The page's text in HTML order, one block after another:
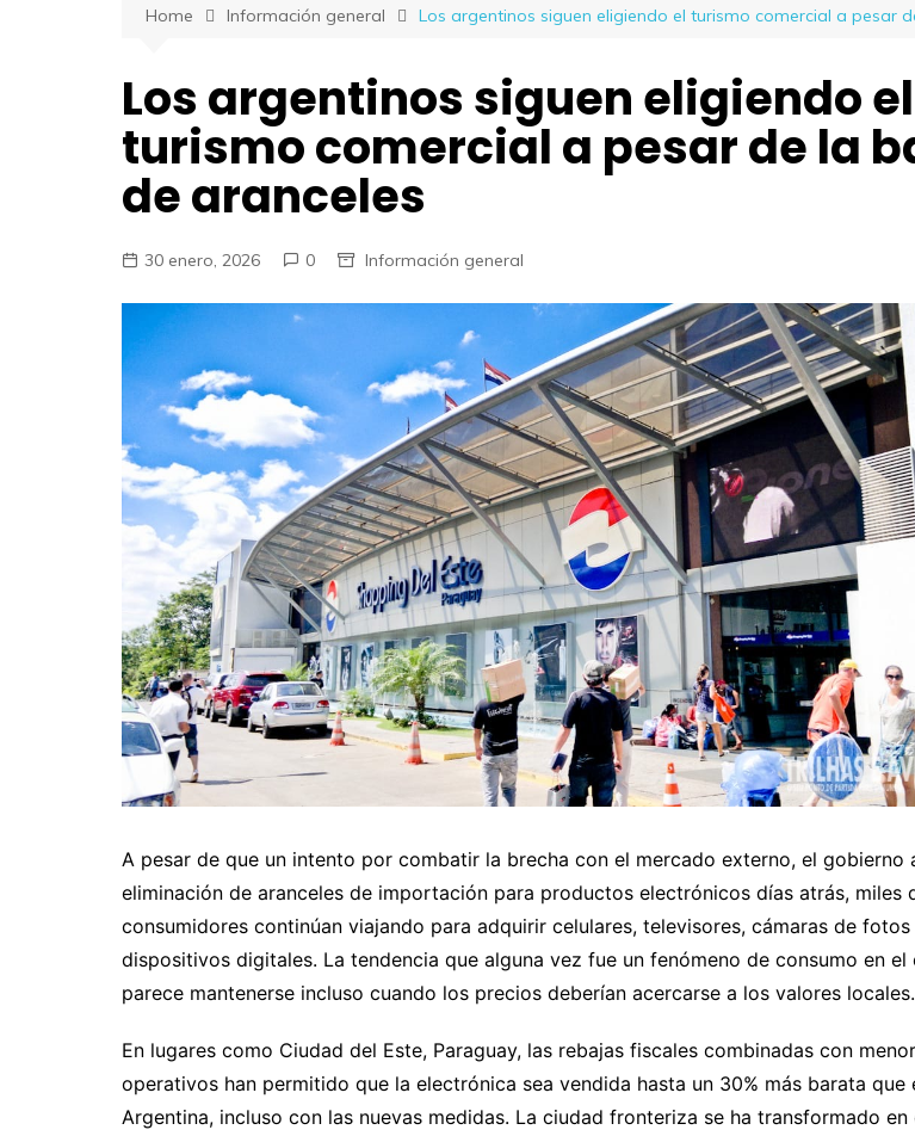
Home Información general Los argentinos siguen eligiendo el turismo comercial a pesar
Los argentinos siguen eligiendo el
turismo comercial a pesar de la
de aranceles
30 enero, 2026 0 Información general
​A pesar de que un intento por combatir la brecha con el mercado externo, el gobierno
eliminación de aranceles de importación para productos electrónicos días atrás, miles
consumidores continúan viajando para adquirir celulares, televisores, cámaras de
dispositivos digitales. La tendencia que alguna vez fue un fenómeno de consumo en el
parece mantenerse incluso cuando los precios deberían acercarse a los valores locales.
​En lugares como Ciudad del Este, Paraguay, las rebajas fiscales combinadas con
operativos han permitido que la electrónica sea vendida hasta un 30% más barata que
Argentina, incluso con las nuevas medidas. La ciudad fronteriza se ha transformado en